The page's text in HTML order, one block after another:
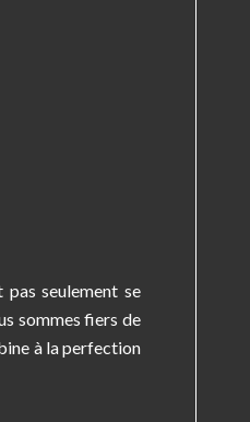
seulement se
sommes fiers de
à la perfection